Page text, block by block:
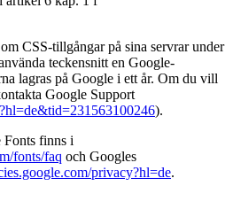
CSS-tillgångar på sina servrar under
teckensnitt en Google-
lagras på Google i ett år. Om du vill
Google Support
).
finns i
fonts/faq och Googles
privacy?hl=de.